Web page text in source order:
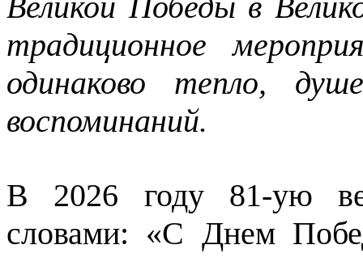
традиционное
одинаково тепло,
воспоминаний.
В 2026 году 81-ую
словами: «С Днем